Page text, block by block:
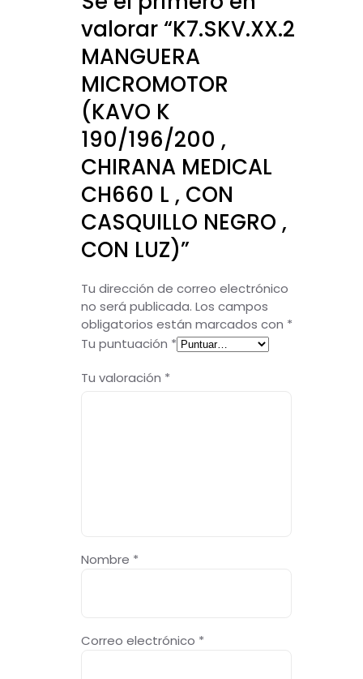
valorar “K7.SKV.XX.2
MANGUERA
MICROMOTOR
(KAVO K
190/196/200 ,
CHIRANA MEDICAL
CH660 L , CON
CASQUILLO NEGRO ,
CON LUZ)”
Tu dirección de correo electrónico
no será publicada. Los campos
obligatorios están marcados con *
Tu puntuación *
Tu valoración *
Nombre *
Correo electrónico *